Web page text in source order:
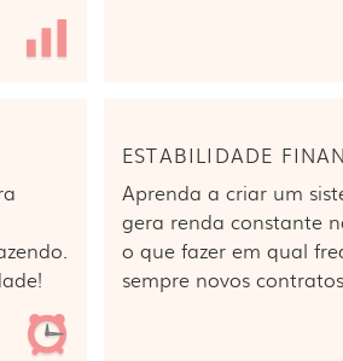
ESTABILIDADE
Aprenda a criar um
gera renda constante
o que fazer em qual
sempre novos